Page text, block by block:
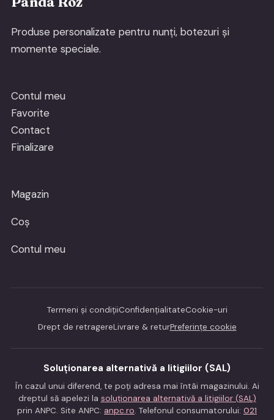
Produse personalizate pentru nunți, botezuri și
momente speciale.
Contul meu
Favorite
Contact
Finalizare
Magazin
Coș
Contul meu
Termeni și condițiiConfidențialitateCookie-uri
Drept de retragereLivrare & returPreferințe cookie
Soluționarea alternativă a litigiilor (SAL)
În cazul unui diferend, te poți adresa mai întâi magazinului. Ai
dreptul să apelezi la soluționarea alternativă a litigiilor (SAL)
prin ANPC. Site ANPC: anpc.ro. Telefonul consumatorului: 021